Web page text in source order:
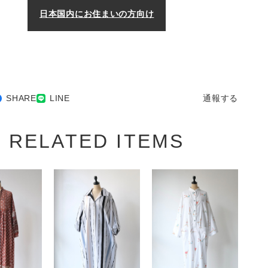
日本国内にお住まいの方向け
SHARE LINE 通報する
RELATED ITEMS